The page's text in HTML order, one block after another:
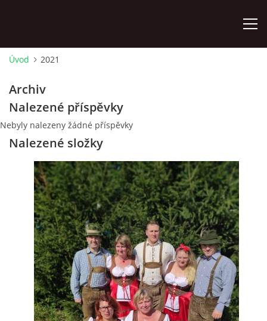
AKTUÁLNĚ
HISTORIE CHATY
VODNÍ TRKAČ
KRONIKA
FOTOALBUM
RAJČE FOTOGALERIE
Úvod 2021
Archiv
Nalezené příspěvky
Nebyly nalezeny žádné příspěvky
Nalezené složky